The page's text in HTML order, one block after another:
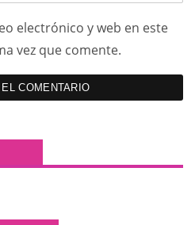
electrónico y web en este
vez que comente.